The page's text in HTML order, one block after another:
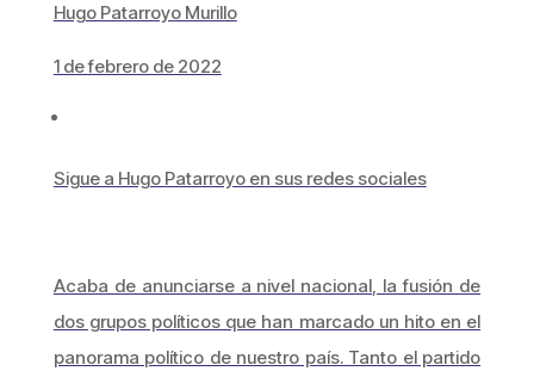
Hugo Patarroyo Murillo
1 de febrero de 2022
Sigue a Hugo Patarroyo en sus redes sociales
Acaba de anunciarse a nivel nacional, la fusión de
dos grupos políticos que han marcado un hito en el
panorama político de nuestro país. Tanto el partido